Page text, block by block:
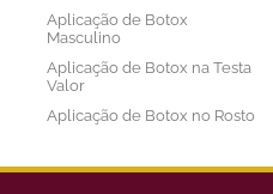
Aplicação de Botox
Masculino
Aplicação de Botox na Testa
Valor
Aplicação de Botox no Rosto
Aplicação de Botox nos